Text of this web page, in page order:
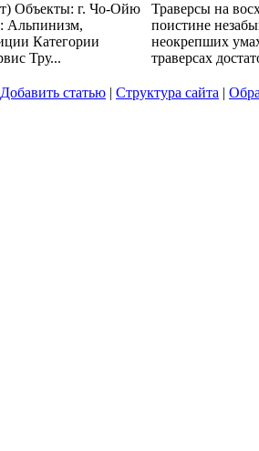
Объекты: г. Чо-Ойю
Альпинизм,
Категории
Тру...
Траверсы на
поистине
неокрепших
траверсах
Добавить статью | Структура сайта |